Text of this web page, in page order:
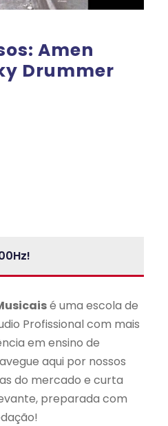
Amen
Drummer
é uma escola de
Profissional com mais
em ensino de
aqui por nossos
do mercado e curta
preparada com